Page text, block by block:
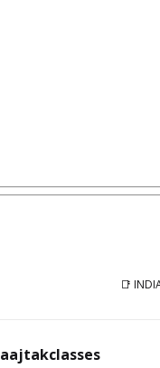
📑
aajtakclasses